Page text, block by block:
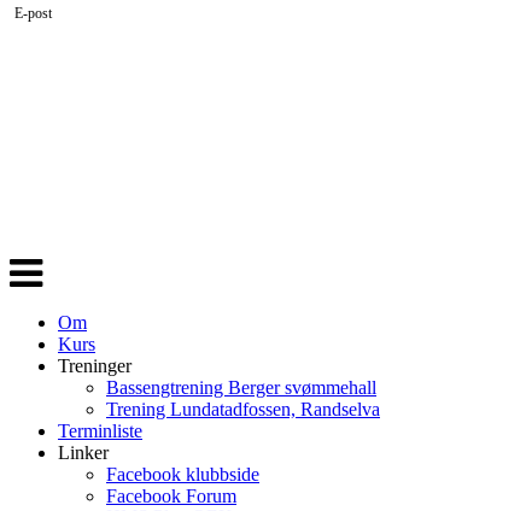
Veksle
navigasjon
Om
Kurs
Treninger
Bassengtrening Berger svømmehall
Trening Lundatadfossen, Randselva
Terminliste
Linker
Facebook klubbside
Facebook Forum
E-post